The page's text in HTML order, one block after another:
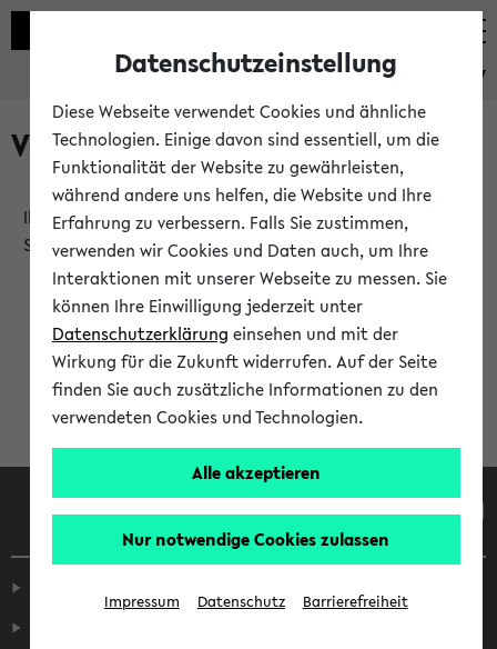
eKVV
Verlauf
Ihr Verlauf ist leer. Er wird sich im Verlauf Ihrer eKVV
Sitzung füllen.
Datenschutzeinstellung
Diese Webseite verwendet Cookies und ähnliche
Technologien. Einige davon sind essentiell, um die
Funktionalität der Website zu gewährleisten,
während andere uns helfen, die Website und Ihre
Erfahrung zu verbessern. Falls Sie zustimmen,
verwenden wir Cookies und Daten auch, um Ihre
Interaktionen mit unserer Webseite zu messen. Sie
können Ihre Einwilligung jederzeit unter
Datenschutzerklärung einsehen und mit der
Wirkung für die Zukunft widerrufen. Auf der Seite
finden Sie auch zusätzliche Informationen zu den
verwendeten Cookies und Technologien.
Alle akzeptieren
Nur notwendige Cookies zulassen
Impressum Datenschutz Barrierefreiheit